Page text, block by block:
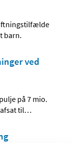
barn.
ved
på 7 mio.
til…